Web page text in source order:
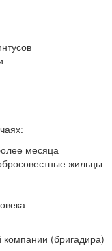
месяца
жильцы
компании (бригадира)